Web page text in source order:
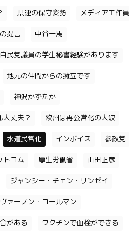
県連の保守姿勢 メディア工作員
提言 中谷一馬
自民党議員の学生秘書経験があります
地元の仲間からの擁立です
神沢かずたか
大丈夫？ 欧州は再公営化の大波
水道民営化 インボイス 参政党
トコム 厚生労働省 山田正彦
ジャンシー・チェン・リンゼイ
ヴァーノン・コールマン
がある ワクチンで血栓ができる